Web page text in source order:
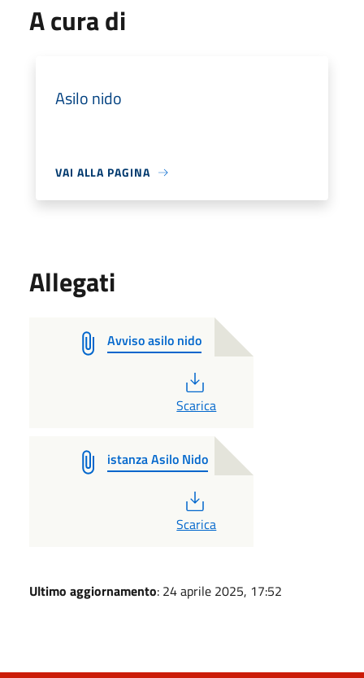
A cura di
Asilo nido
VAI ALLA PAGINA
Allegati
Avviso asilo nido
Scarica
istanza Asilo Nido
Scarica
Ultimo aggiornamento: 24 aprile 2025, 17:52